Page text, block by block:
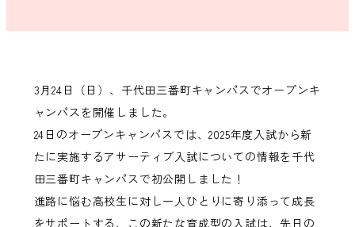
3月24日（日）、千代田三番町キャンパスでオープンキ
ャンパスを開催しました。
24日のオープンキャンパスでは、2025年度入試から新
たに実施するアサーティブ入試についての情報を千代
田三番町キャンパスで初公開しました！
進路に悩む高校生に対し一人ひとりに寄り添って成長
をサポートする、この新たな育成型の入試は、先日の